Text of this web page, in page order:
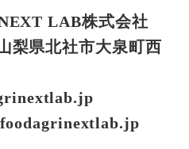
LAB株式会社
梨県北社市大泉町西